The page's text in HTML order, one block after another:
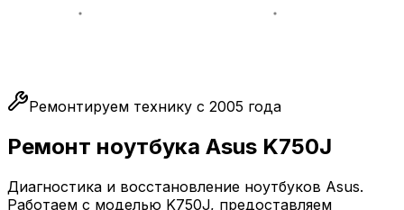
Ремонтируем технику с 2005 года
Ремонт ноутбука Asus K750J
Диагностика и восстановление ноутбуков Asus.
Работаем с моделью K750J, предоставляем